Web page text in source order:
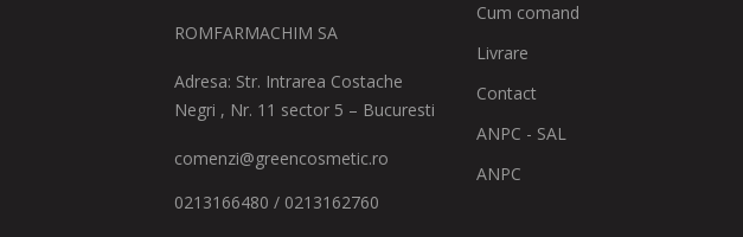
ROMFARMACHIM SA
Adresa: Str. Intrarea Costache
Negri , Nr. 11 sector 5 – Bucuresti
comenzi@greencosmetic.ro
0213166480 / 0213162760
Cum comand
Livrare
Contact
ANPC - SAL
ANPC